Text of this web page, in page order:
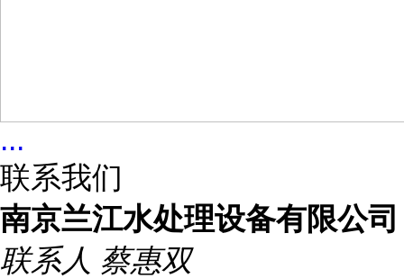
...
联系我们
南京兰江水处理设备有限公司
联系人 蔡惠双